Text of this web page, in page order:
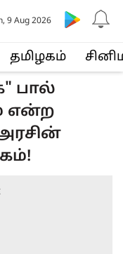
த‌மிழக‌ம்
9 Aug 2026
பால்
என்ற